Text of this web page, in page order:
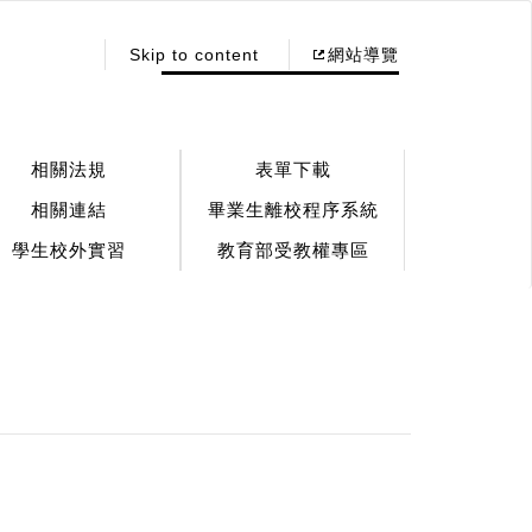
Skip to content 網站導覽
相關法規
表單下載
相關連結
畢業生離校程序系統
學生校外實習
教育部受教權專區